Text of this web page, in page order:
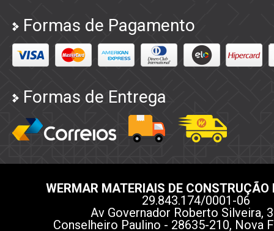
Formas de Pagamento
Formas de Entrega
WERMAR MATERIAIS DE CONSTRUÇÃO
29.843.174/0001-06
Av Governador Roberto Silveira,
Conselheiro Paulino - 28635-210, Nova